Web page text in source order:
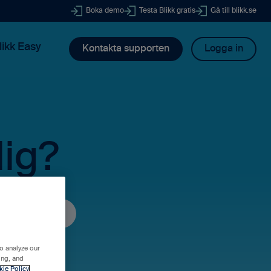
Boka demo Testa Blikk gratis Gå till blikk.se
Easy Kontakta supporten Logga in
analyze our
and
Policy